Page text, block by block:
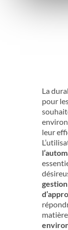
La
pour
leur